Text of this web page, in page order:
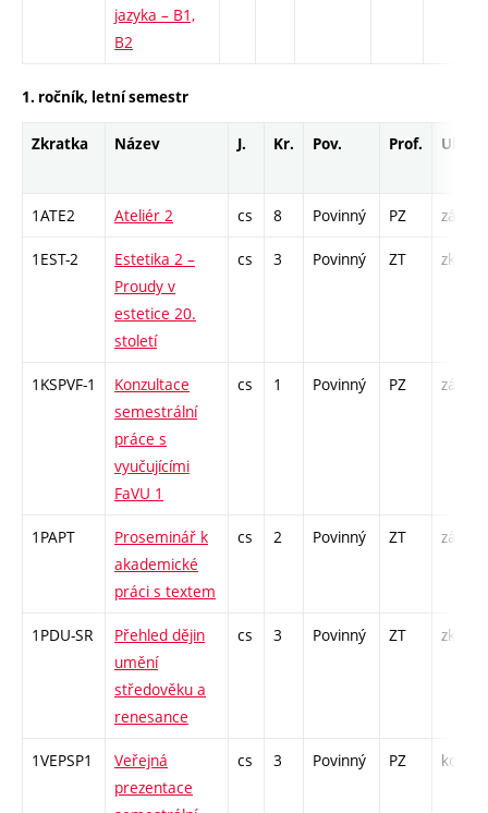
jazyka – B1,
B2
1. ročník, letní semestr
Zkratka Název J. Kr. Pov. Prof. Uk.
1ATE2 Ateliér 2 cs 8 Povinný PZ zá
1EST-2
Estetika 2 –
Proudy v
estetice 20.
století
cs 3 Povinný ZT zk
1KSPVF-1
Konzultace
semestrální
práce s
vyučujícími
FaVU 1
cs 1 Povinný PZ zá
1PAPT
Proseminář k
akademické
práci s textem
cs 2 Povinný ZT zá
1PDU-SR
Přehled dějin
umění
středověku a
renesance
cs 3 Povinný ZT zk
1VEPSP1
Veřejná
prezentace
cs 3 Povinný PZ kol